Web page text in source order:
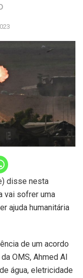
disse nesta
vai sofrer uma
ajuda humanitária
de um acordo
OMS, Ahmed Al
água, eletricidade